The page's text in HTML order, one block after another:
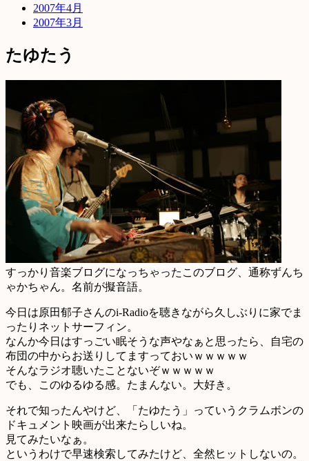
2007年4月
2007年3月
たゆたう
すっかり音楽ブログになっちゃったこのブログ、通称ずんち
ゃかちゃん。名前が擬音語。
今日は原田郁子さんのi-Radioを聴きながら久しぶりに家でま
ったりネットサーフィン。
なんか今日はすっごい眠そうな声やなぁと思ったら、自宅の
布団の中からお送りしてますっておいｗｗｗｗｗ
そんなラジオ聴いたことないぞｗｗｗｗｗ
でも、このゆるゆる感。たまんない。大好き。
それで知ったんやけど、「たゆたう」っていうクラムボンの
ドキュメント映画が出来たらしいね。
見てみたいなぁ。
というわけで早速検索してみたけど、全然ヒットしないの。